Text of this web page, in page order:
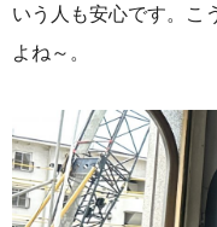
いう人も安心です。こ
よね～。